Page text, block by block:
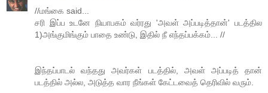
//மங்கை said...
சரி இப்ப உடனே நியாபகம் வர்ரது 'அவள் அப்படித்தான்' படத்தில
1)அங்குமிங்கும் பாதை உண்டு, இதில் நீ எந்தப்பக்கம்... //
இந்தப்பாடல் வந்தது அவர்கள் படத்தில், அவள் அப்படித் தான்
படத்தில் அல்ல, அடுத்த வார நீங்கள் கேட்டவைத் தெரிவில் வரும்.